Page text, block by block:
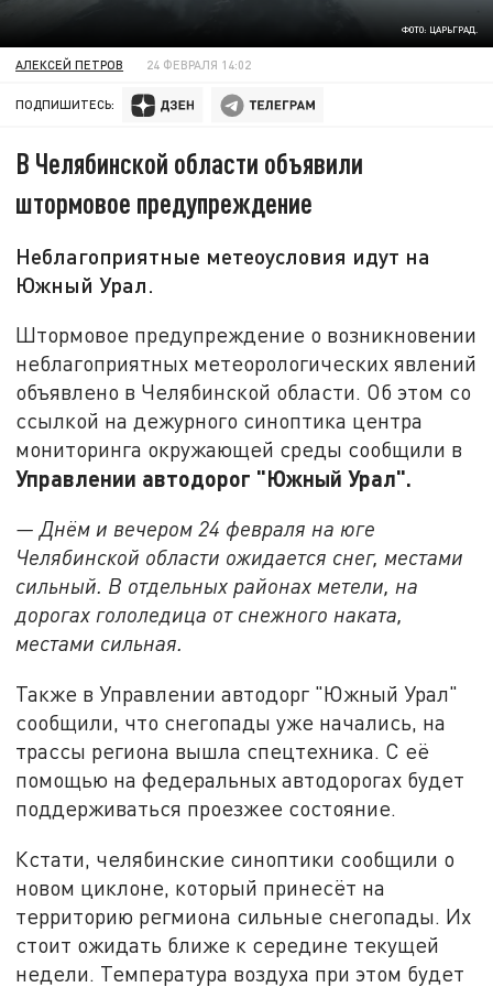
ФОТО: ЦАРЬГРАД.
АЛЕКСЕЙ ПЕТРОВ 24 ФЕВРАЛЯ 14:02
ПОДПИШИТЕСЬ:
В Челябинской области объявили
штормовое предупреждение
Неблагоприятные метеоусловия идут на
Южный Урал.
Штормовое предупреждение о возникновении
неблагоприятных метеорологических явлений
объявлено в Челябинской области. Об этом со
ссылкой на дежурного синоптика центра
мониторинга окружающей среды сообщили в
Управлении автодорог "Южный Урал".
— Днём и вечером 24 февраля на юге
Челябинской области ожидается снег, местами
сильный. В отдельных районах метели, на
дорогах гололедица от снежного наката,
местами сильная.
Также в Управлении автодорг "Южный Урал"
сообщили, что снегопады уже начались, на
трассы региона вышла спецтехника. С её
помощью на федеральных автодорогах будет
поддерживаться проезжее состояние.
Кстати, челябинские синоптики сообщили о
новом циклоне, который принесёт на
территорию регмиона сильные снегопады. Их
стоит ожидать ближе к середине текущей
недели. Температура воздуха при этом будет